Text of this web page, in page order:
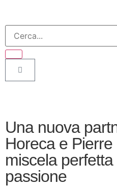
Una nuova
Horeca e
miscela
passione